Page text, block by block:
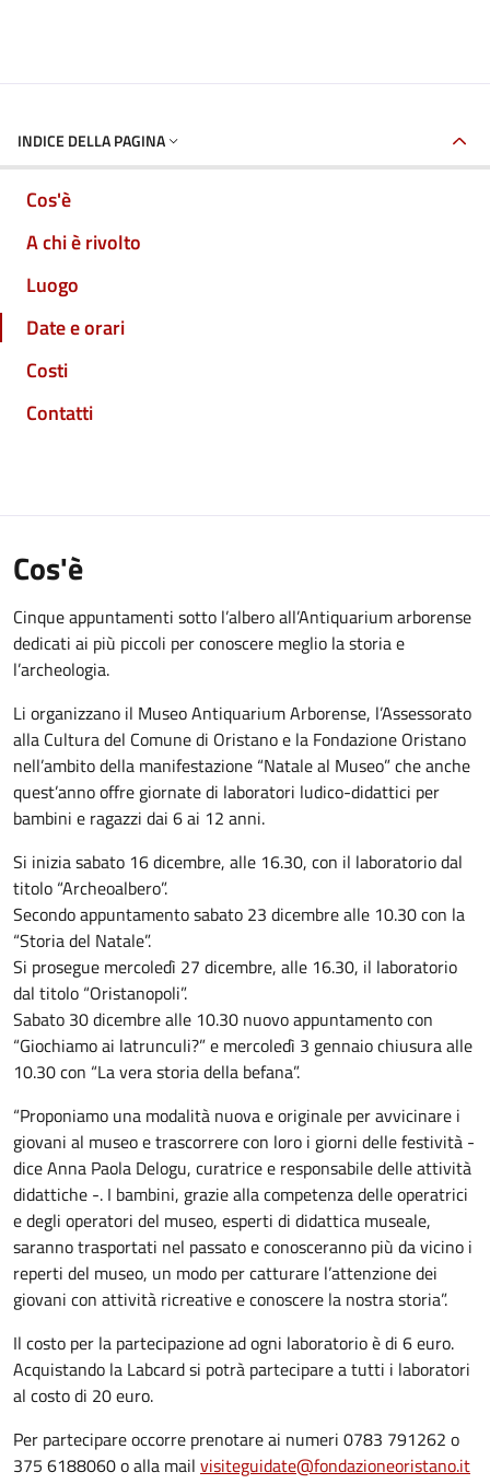
INDICE DELLA PAGINA
Cos'è
A chi è rivolto
Luogo
Date e orari
Costi
Contatti
Cos'è
Cinque appuntamenti sotto l’albero all’Antiquarium arborense
dedicati ai più piccoli per conoscere meglio la storia e
l’archeologia.
Li organizzano il Museo Antiquarium Arborense, l’Assessorato
alla Cultura del Comune di Oristano e la Fondazione Oristano
nell’ambito della manifestazione “Natale al Museo” che anche
quest’anno offre giornate di laboratori ludico-didattici per
bambini e ragazzi dai 6 ai 12 anni.
Si inizia sabato 16 dicembre, alle 16.30, con il laboratorio dal
titolo “Archeoalbero”.
Secondo appuntamento sabato 23 dicembre alle 10.30 con la
“Storia del Natale”.
Si prosegue mercoledì 27 dicembre, alle 16.30, il laboratorio
dal titolo “Oristanopoli”.
Sabato 30 dicembre alle 10.30 nuovo appuntamento con
“Giochiamo ai latrunculi?” e mercoledì 3 gennaio chiusura alle
10.30 con “La vera storia della befana”.
“Proponiamo una modalità nuova e originale per avvicinare i
giovani al museo e trascorrere con loro i giorni delle festività -
dice Anna Paola Delogu, curatrice e responsabile delle attività
didattiche -. I bambini, grazie alla competenza delle operatrici
e degli operatori del museo, esperti di didattica museale,
saranno trasportati nel passato e conosceranno più da vicino i
reperti del museo, un modo per catturare l’attenzione dei
giovani con attività ricreative e conoscere la nostra storia”.
Il costo per la partecipazione ad ogni laboratorio è di 6 euro.
Acquistando la Labcard si potrà partecipare a tutti i laboratori
al costo di 20 euro.
Per partecipare occorre prenotare ai numeri 0783 791262 o
375 6188060 o alla mail visiteguidate@fondazioneoristano.it